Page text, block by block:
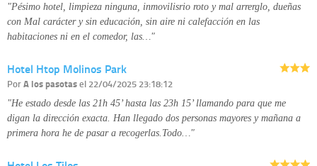
"Pésimo hotel, limpieza ninguna, inmovilisrio roto y mal arrerglo, dueñas
con Mal carácter y sin educación, sin aire ni calefacción en las
habitaciones ni en el comedor, las…"
Hotel Htop Molinos Park
PorA los pasotasel 22/04/2025 23:18:12
"He estado desde las 21h 45’ hasta las 23h 15’ llamando para que me
digan la dirección exacta. Han llegado dos personas mayores y mañana a
primera hora he de pasar a recogerlas.Todo…"